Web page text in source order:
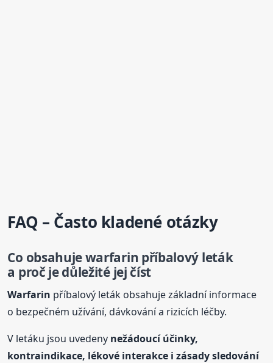
FAQ – Často kladené otázky
Co obsahujewarfarin příbalový leták
a proč je důležité jej číst
Warfarin příbalový leták obsahuje základní informace
o bezpečném užívání, dávkování a rizicích léčby.
V letáku jsou uvedeny nežádoucí účinky,
kontraindikace, lékové interakce i zásady sledování